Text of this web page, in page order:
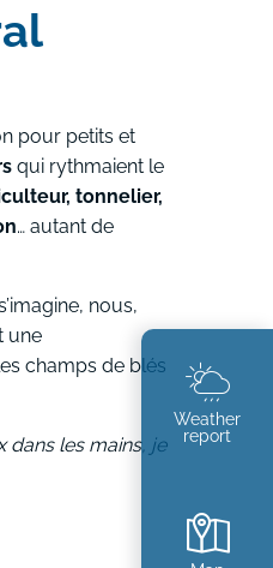
Weather
report
pour petits et
qui rythmaient le
tonnelier,
… autant de
nous,
une
champs de blés
dans les mains, je